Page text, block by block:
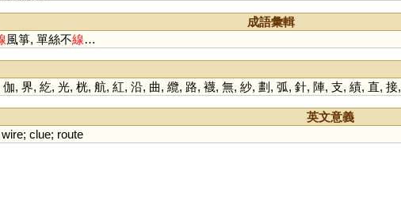
成語彙輯
風箏, 單絲不線…
伽, 界, 紇, 光, 桄, 航, 紅, 沿, 曲, 纜, 路, 襪, 無, 紗, 劃 , 弧, 針, 陣, 支, 績, 直, 接,
英文意義
wire; clue; route